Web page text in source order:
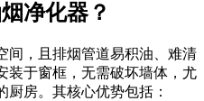
净化器？
间，且排烟管道易积油、难清
装于窗框，无需破坏墙体，尤
房。其核心优势包括：